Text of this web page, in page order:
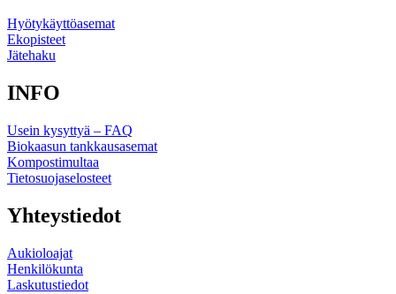
Hyötykäyttöasemat
Ekopisteet
Jätehaku
INFO
Usein kysyttyä – FAQ
Biokaasun tankkausasemat
Kompostimultaa
Tietosuojaselosteet
Yhteystiedot
Aukioloajat
Henkilökunta
Laskutustiedot